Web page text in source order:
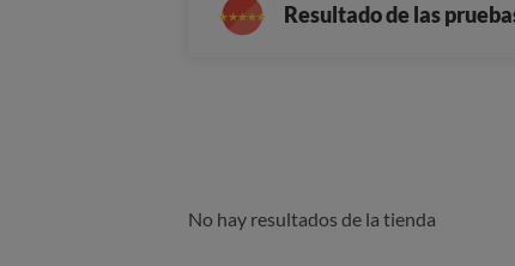
Resultado de las
No hay resultados de la tienda